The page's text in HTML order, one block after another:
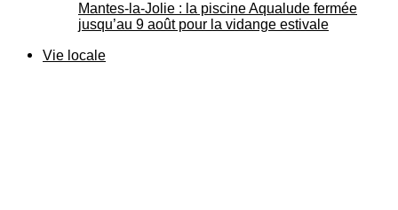
Mantes-la-Jolie : la piscine Aqualude fermée
jusqu’au 9 août pour la vidange estivale
Vie locale